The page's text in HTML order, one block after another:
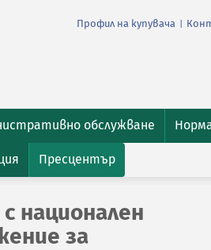
Профил на купувача
обслужване
Пресцентър
национален
за